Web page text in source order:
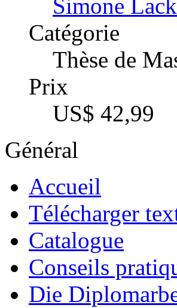
Simone
Catégorie
Thèse de
Prix
US$ 42,99
Général
Accueil
Télécharger
Catalogue
Conseils
Die